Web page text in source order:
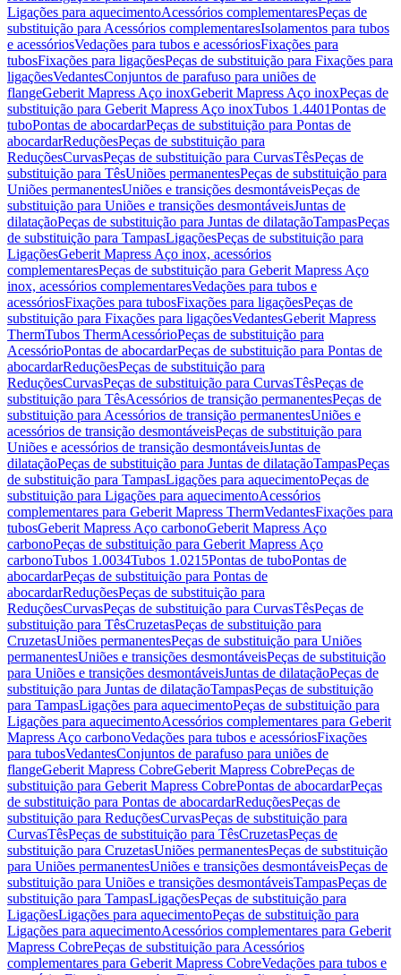
Ligações para aquecimentoAcessórios complementaresPeças de
substituição para Acessórios complementaresIsolamentos para tubos
e acessóriosVedações para tubos e acessóriosFixações para
tubosFixações para ligaçõesPeças de substituição para Fixações para
ligaçõesVedantesConjuntos de parafuso para uniões de
flangeGeberit Mapress Aço inoxGeberit Mapress Aço inoxPeças de
substituição para Geberit Mapress Aço inoxTubos 1.4401Pontas de
tuboPontas de abocardarPeças de substituição para Pontas de
abocardarReduçõesPeças de substituição para
ReduçõesCurvasPeças de substituição para CurvasTêsPeças de
substituição para TêsUniões permanentesPeças de substituição para
Uniões permanentesUniões e transições desmontáveisPeças de
substituição para Uniões e transições desmontáveisJuntas de
dilataçãoPeças de substituição para Juntas de dilataçãoTampasPeças
de substituição para TampasLigaçõesPeças de substituição para
LigaçõesGeberit Mapress Aço inox, acessórios
complementaresPeças de substituição para Geberit Mapress Aço
inox, acessórios complementaresVedações para tubos e
acessóriosFixações para tubosFixações para ligaçõesPeças de
substituição para Fixações para ligaçõesVedantesGeberit Mapress
ThermTubos ThermAcessórioPeças de substituição para
AcessórioPontas de abocardarPeças de substituição para Pontas de
abocardarReduçõesPeças de substituição para
ReduçõesCurvasPeças de substituição para CurvasTêsPeças de
substituição para TêsAcessórios de transição permanentesPeças de
substituição para Acessórios de transição permanentesUniões e
acessórios de transição desmontáveisPeças de substituição para
Uniões e acessórios de transição desmontáveisJuntas de
dilataçãoPeças de substituição para Juntas de dilataçãoTampasPeças
de substituição para TampasLigações para aquecimentoPeças de
substituição para Ligações para aquecimentoAcessórios
complementares para Geberit Mapress ThermVedantesFixações para
tubosGeberit Mapress Aço carbonoGeberit Mapress Aço
carbonoPeças de substituição para Geberit Mapress Aço
carbonoTubos 1.0034Tubos 1.0215Pontas de tuboPontas de
abocardarPeças de substituição para Pontas de
abocardarReduçõesPeças de substituição para
ReduçõesCurvasPeças de substituição para CurvasTêsPeças de
substituição para TêsCruzetasPeças de substituição para
CruzetasUniões permanentesPeças de substituição para Uniões
permanentesUniões e transições desmontáveisPeças de substituição
para Uniões e transições desmontáveisJuntas de dilataçãoPeças de
substituição para Juntas de dilataçãoTampasPeças de substituição
para TampasLigações para aquecimentoPeças de substituição para
Ligações para aquecimentoAcessórios complementares para Geberit
Mapress Aço carbonoVedações para tubos e acessóriosFixações
para tubosVedantesConjuntos de parafuso para uniões de
flangeGeberit Mapress CobreGeberit Mapress CobrePeças de
substituição para Geberit Mapress CobrePontas de abocardarPeças
de substituição para Pontas de abocardarReduçõesPeças de
substituição para ReduçõesCurvasPeças de substituição para
CurvasTêsPeças de substituição para TêsCruzetasPeças de
substituição para CruzetasUniões permanentesPeças de substituição
para Uniões permanentesUniões e transições desmontáveisPeças de
substituição para Uniões e transições desmontáveisTampasPeças de
substituição para TampasLigaçõesPeças de substituição para
LigaçõesLigações para aquecimentoPeças de substituição para
Ligações para aquecimentoAcessórios complementares para Geberit
Mapress CobrePeças de substituição para Acessórios
complementares para Geberit Mapress CobreVedações para tubos e